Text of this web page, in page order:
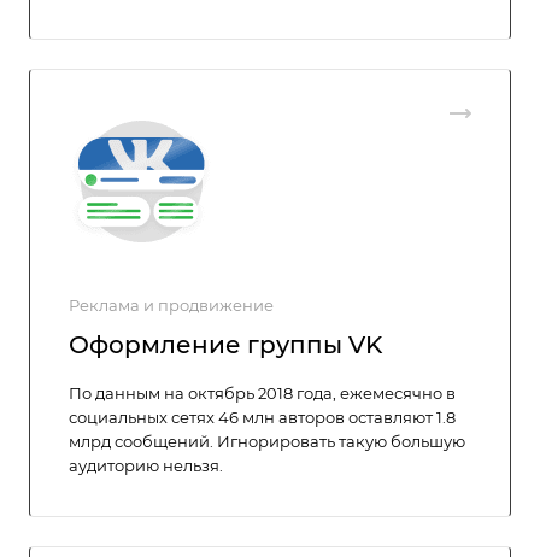
Реклама и продвижение
Оформление группы VK
По данным на октябрь 2018 года, ежемесячно в
социальных сетях 46 млн авторов оставляют 1.8
млрд сообщений. Игнорировать такую большую
аудиторию нельзя.